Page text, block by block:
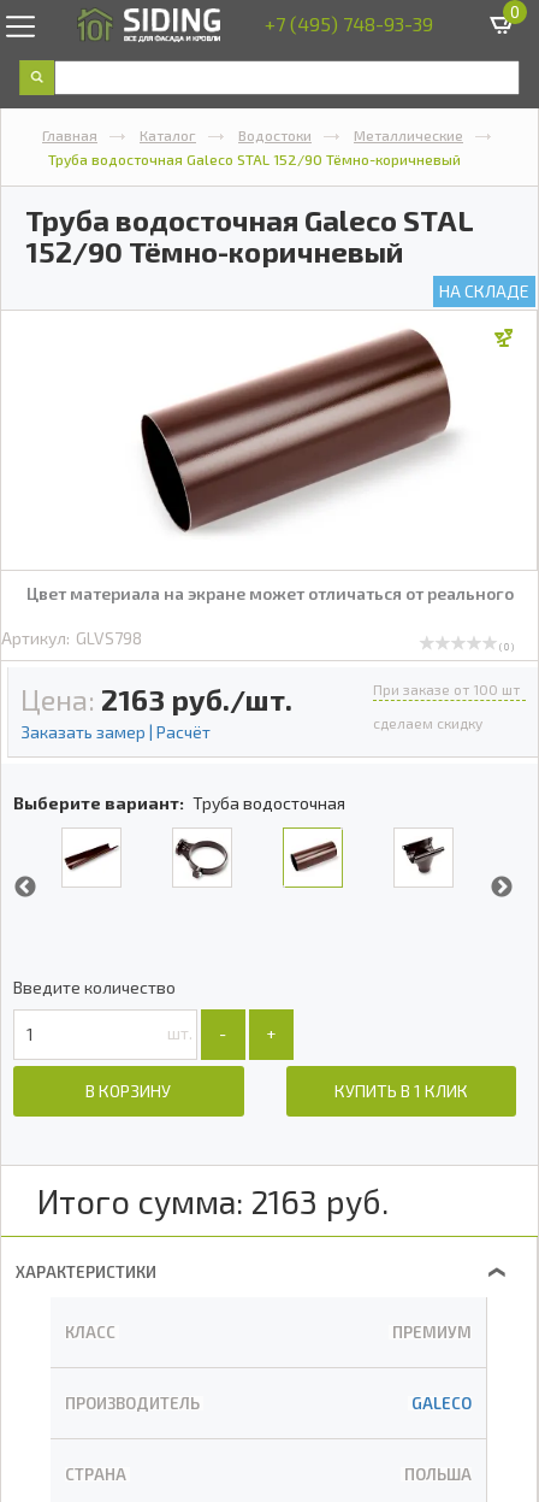
+7 (495) 748-93-39 0
Главная Каталог Водостоки
Металлические
Труба водосточная Galeco STAL 152/90 Тёмно-коричневый
Труба водосточная Galeco STAL
152/90 Тёмно-коричневый
НА СКЛАДЕ
Цвет материала на экране может отличаться от реального
Артикул: GLVS798 ( 0 )
Цена: 2163 руб./шт.
Заказать замер | Расчёт
При заказе от 100 шт
сделаем скидку
Выберите вариант: Труба водосточная
Введите количество
шт. +
-
В КОРЗИНУ КУПИТЬ В 1 КЛИК
Итого сумма: 2163 руб.
ХАРАКТЕРИСТИКИ ❯
КЛАСС ПРЕМИУМ
ПРОИЗВОДИТЕЛЬ GALECO
СТРАНА ПОЛЬША